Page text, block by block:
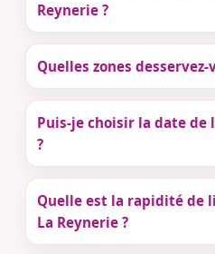
Reynerie ?
Quelles zones desservez-
Puis-je choisir la date de
?
Quelle est la rapidité de
La Reynerie ?